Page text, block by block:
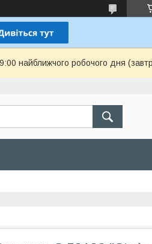
найближчого робочого дня